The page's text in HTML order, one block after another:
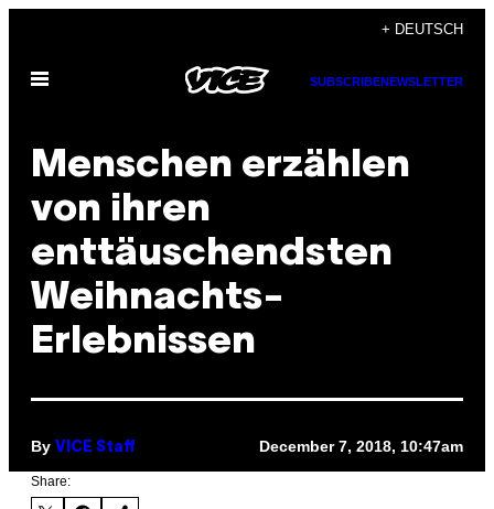
content
+ DEUTSCH
Open
SUBSCRIBENEWSLETTER
Menschen erzählen
von ihren
enttäuschendsten
Weihnachts-
Erlebnissen
By VICE Staff December 7, 2018, 10:47am
Share: